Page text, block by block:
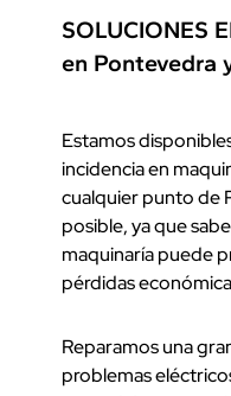
SOLUCIONES
en Pontevedra
Estamos
incidencia en
cualquier punto de
posible, ya que
maquinaría puede
pérdidas
Reparamos una
problemas